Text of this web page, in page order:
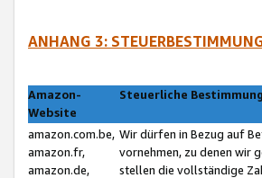
ANHANG 3:
Amazon-
Website
Steuerliche
amazon.com.be,
amazon.fr,
amazon.de,
Wir dürfen in Bezug auf
vornehmen, zu denen wir
stellen die vollständige